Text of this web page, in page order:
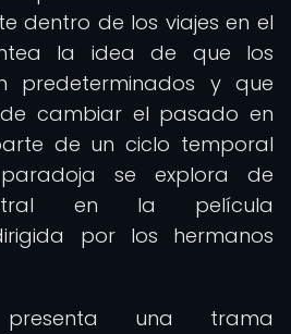
dentro de los viajes en el
la idea de que los
predeterminados y que
cambiar el pasado en
de un ciclo temporal
se explora de
en la película
por los hermanos
presenta una trama